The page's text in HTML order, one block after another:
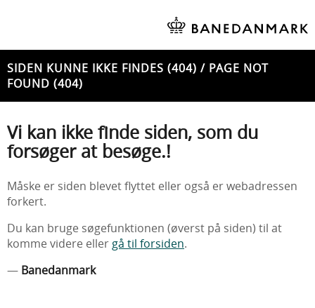
SIDEN KUNNE IKKE FINDES (404) / PAGE NOT
FOUND (404)
Vi kan ikke finde siden, som du
forsøger at besøge.!
Måske er siden blevet flyttet eller også er webadressen
forkert.
Du kan bruge søgefunktionen (øverst på siden) til at
komme videre eller gå til forsiden.
— Banedanmark